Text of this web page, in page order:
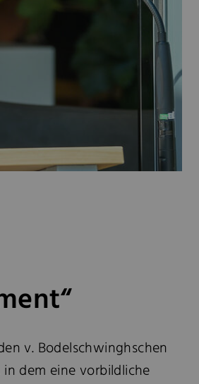
v. Bodelschwinghschen
dem eine vorbildliche